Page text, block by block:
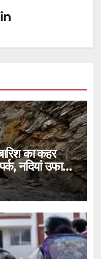
का कहर
नदियां उफान